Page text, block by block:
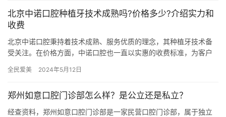
北京中诺口腔种植牙技术成熟吗?价格多少?介绍实力和
收费
北京中诺口腔秉持着技术成熟、服务优质的理念，其种植牙技术备
受关注。在价格方面，中诺口腔也一直以实惠的收费标准，为客户
口腔，…
全民爱美 2024年5月12日
郑州如意口腔门诊部怎么样？是公立还是私立？
经查资料，郑州如意口腔门诊部是一家民营口腔门诊部，属于独立